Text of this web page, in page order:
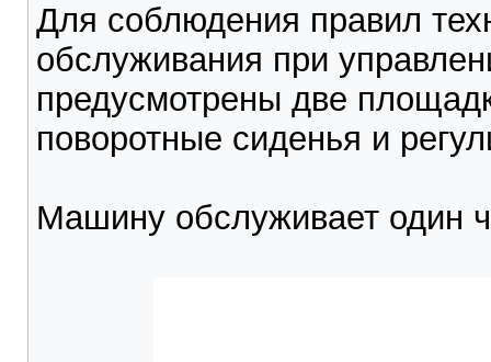
Для соблюдения правил
обслуживания при
предусмотрены две
поворотные сиденья и
Машину обслуживает один